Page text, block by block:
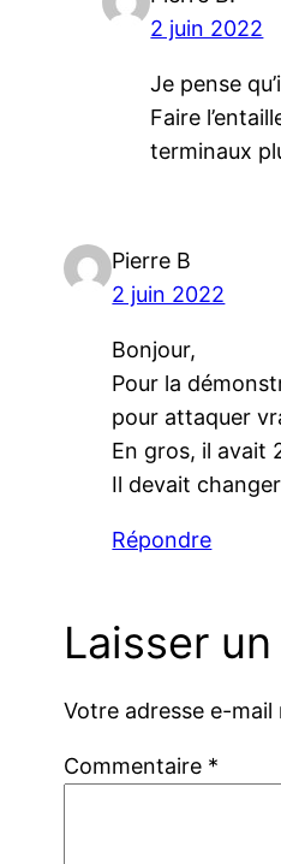
2 juin 2022
Je pense
Faire
terminaux
Pierre B
2 juin 2022
Bonjour,
Pour la
pour attaquer
En gros, il avait
Il devait
Répondre
Laisser
Votre adresse e-mail
Commentaire *